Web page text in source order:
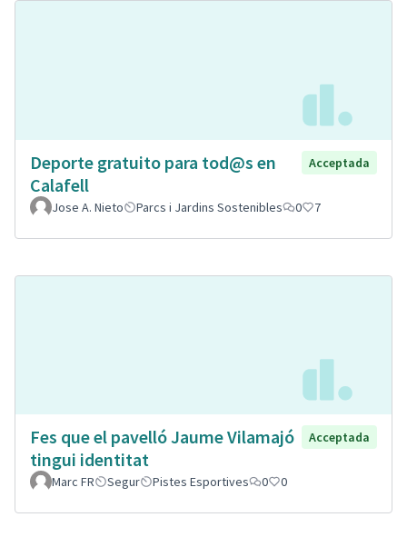
Deporte gratuito para tod@s en
Calafell
Acceptada
Jose A. Nieto Parcs i Jardins Sostenibles 0 7
Fes que el pavelló Jaume Vilamajó
tingui identitat
Acceptada
Marc FR Segur Pistes Esportives 0 0